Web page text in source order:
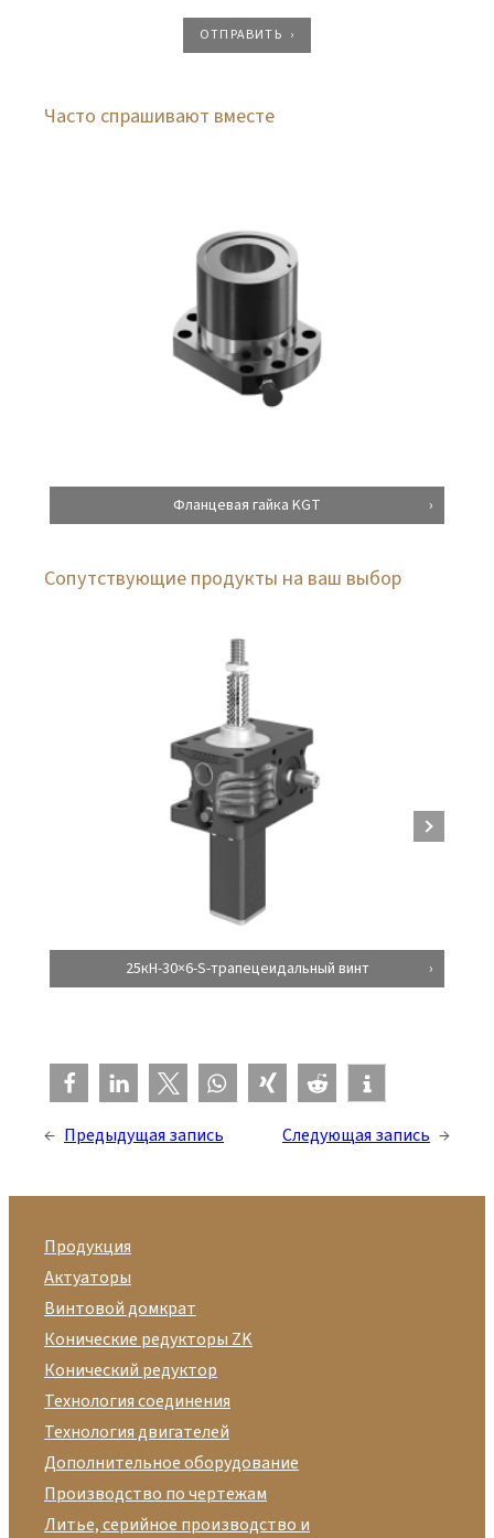
ОТПРАВИТЬ
Часто спрашивают вместе
Фланцевая гайка KGT
Сопутствующие продукты на ваш выбор
25кН-30×6-S-трапецеидальный винт
← Предыдущая запись Следующая запись →
Продукция
Актуаторы
Винтовой домкрат
Конические редукторы ZK
Конический редуктор
Технология соединения
Технология двигателей
Дополнительное оборудование
Производство по чертежам
Литье, серийное производство и